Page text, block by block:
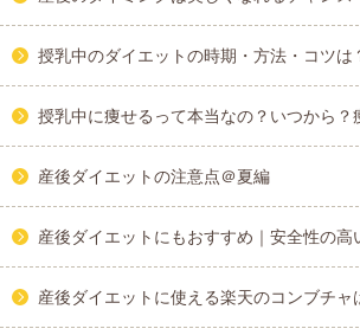
授乳中のダイエットの時期・方法・コツは
授乳中に痩せるって本当なの？いつから？
産後ダイエットの注意点＠夏編
産後ダイエットにもおすすめ｜安全性の高
産後ダイエットに使える楽天のコンブチャ